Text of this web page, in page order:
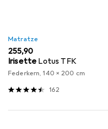
Matratze
EUR
255,90
Irisette Lotus TFK
Federkern, 140 x 200 cm
162